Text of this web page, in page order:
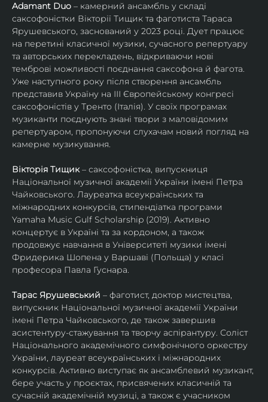
Adamant Duo – камерний ансамбль у складі
саксофоністки Вікторії Тищик та фаготиста Тараса
Ярушевського, заснований у 2023 році. Дует працює
на перетині класичної музики, сучасного репертуару
та авторських перекладень, відкриваючи нові
темброві можливості поєднання саксофона й фагота.
Уже наступного року після створення ансамбль
представив Україну на ІІІ Європейському конгресі
саксофоністів у Тренто (Італія). У своїх програмах
музиканти поєднують знані твори з маловідомим
репертуаром, пропонуючи слухачам новий погляд на
камерне музикування.
Вікторія Тищик – саксофоністка, випускниця
Національної музичної академії України імені Петра
Чайковського. Лауреатка всеукраїнських та
міжнародних конкурсів, стипендіатка програми
Yamaha Music Gulf Scholarship (2019). Активно
концертує в Україні та за кордоном, а також
продовжує навчання в Університеті музики імені
Фридерика Шопена у Варшаві (Польща) у класі
професора Павла Гуснара.
Тарас Ярушевський – фаготист, доктор мистецтва,
випускник Національної музичної академії України
імені Петра Чайковського, де також завершив
асистентуру-стажування та творчу аспірантуру. Соліст
Національного академічного симфонічного оркестру
України, лауреат всеукраїнських і міжнародних
конкурсів. Активно виступає як ансамблевий музикант,
бере участь у проєктах, присвячених класичній та
сучасній академічній музиці, а також є учасником